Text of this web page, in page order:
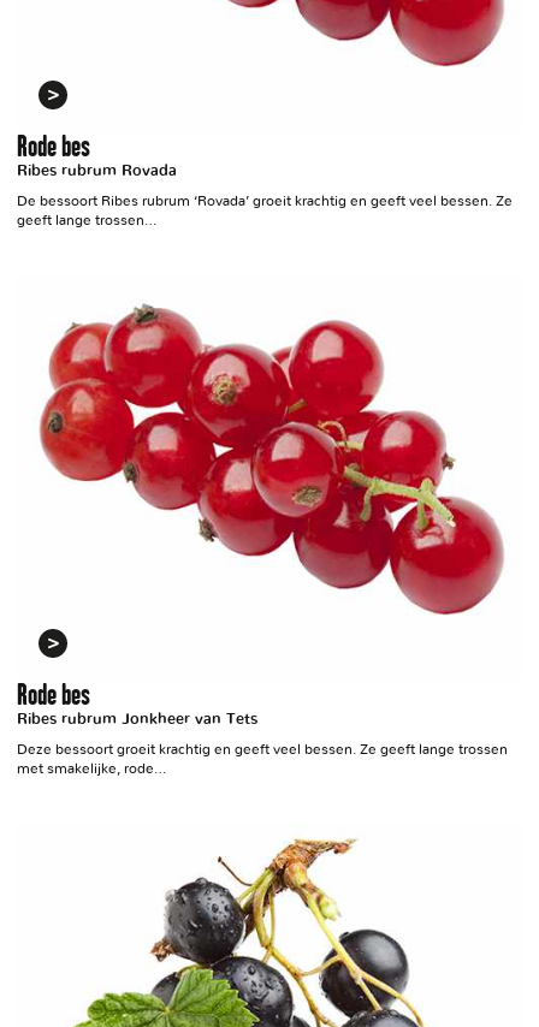
Rode bes
Ribes rubrum Rovada
De bessoort Ribes rubrum ‘Rovada’ groeit krachtig en geeft veel bessen. Ze
geeft lange trossen…
Rode bes
Ribes rubrum Jonkheer van Tets
Deze bessoort groeit krachtig en geeft veel bessen. Ze geeft lange trossen
met smakelijke, rode…